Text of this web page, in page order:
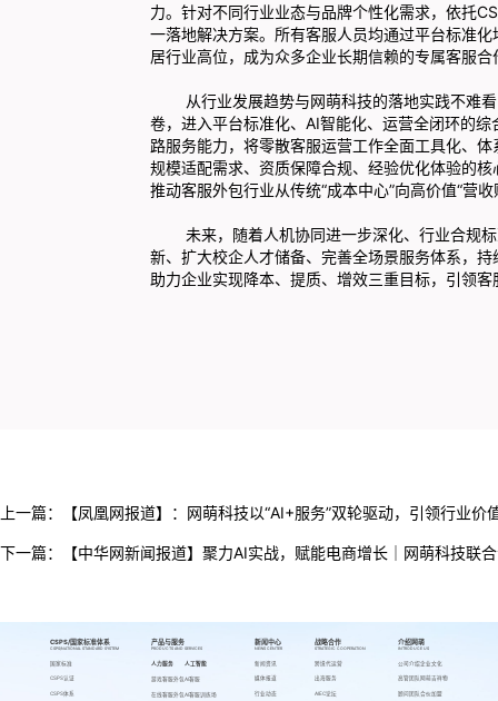
力。针对不同行业业态与品牌个性化需求，依托
一落地解决方案。所有客服人员均通过平台标准
居行业高位，成为众多企业长期信赖的专属客服合
从行业发展趋势与网萌科技的落地实践不难看
卷，进入平台标准化、AI智能化、运营全闭环的
路服务能力，将零散客服运营工作全面工具化、
规模适配需求、资质保障合规、经验优化体验的
推动客服外包行业从传统“成本中心”向高价值“营
未来，随着人机协同进一步深化、行业合规标
新、扩大校企人才储备、完善全场景服务体系，
助力企业实现降本、提质、增效三重目标，引领
上一篇： 【凤凰网报道】：网萌科技以“AI+服务”双轮驱动，引领行业价
下一篇： 【中华网新闻报道】聚力AI实战，赋能电商增长｜网萌科技联
CSPS/国家标准体系
CSPS/NATIONAL STANDARD SYSTEM
国家标准
CSPS认证
CSPS体系
产品与服务
PRODUCTS AND SERVICES
人力服务
游戏客服外包
在线客服外包
人工智能
AI客服
AI客服训练场
新闻中心
NEWS CENTER
新闻资讯
媒体报道
行业动态
战略合作
STRATEGIC COOPERATION
跨境代运营
出海服务
AIEC论坛
介绍网萌
INTRODUCE US
公司介绍
高管团队
顾问团队
企业文化
网萌吉祥物
合伙加盟